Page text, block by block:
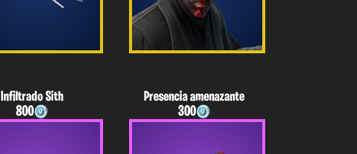
Infiltrado Sith
800
Presencia amenazante
300